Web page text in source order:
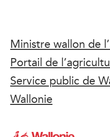
Ministre wallon de
Portail de
Service public de
Wallonie